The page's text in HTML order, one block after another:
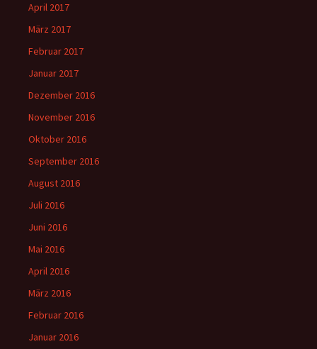
April 2017
März 2017
Februar 2017
Januar 2017
Dezember 2016
November 2016
Oktober 2016
September 2016
August 2016
Juli 2016
Juni 2016
Mai 2016
April 2016
März 2016
Februar 2016
Januar 2016